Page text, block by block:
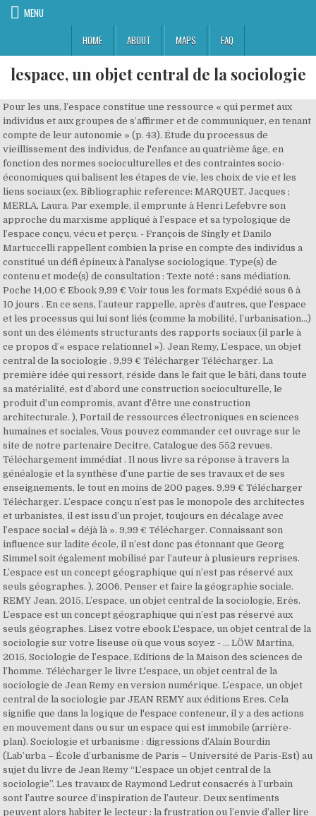
MENU
HOME
ABOUT MAPS FAQ
lespace, un objet central de la sociologie
Pour les uns, l’espace constitue une ressource « qui permet aux individus et aux groupes de s’affirmer et de communiquer, en tenant compte de leur autonomie » (p. 43). Étude du processus de vieillissement des individus, de l'enfance au quatrième âge, en fonction des normes socioculturelles et des contraintes socio-économiques qui balisent les étapes de vie, les choix de vie et les liens sociaux (ex. Bibliographic reference: MARQUET, Jacques ; MERLA, Laura. Par exemple, il emprunte à Henri Lefebvre son approche du marxisme appliqué à l’espace et sa typologique de l’espace conçu, vécu et perçu. - François de Singly et Danilo Martuccelli rappellent combien la prise en compte des individus a constitué un défi épineux à l'analyse sociologique. Type(s) de contenu et mode(s) de consultation : Texte noté : sans médiation. Poche 14,00 € Ebook 9,99 € Voir tous les formats Expédié sous 6 à 10 jours . En ce sens, l’auteur rappelle, après d’autres, que l’espace et les processus qui lui sont liés (comme la mobilité, l’urbanisation…) sont un des éléments structurants des rapports sociaux (il parle à ce propos d’« espace relationnel »). Jean Remy, L’espace, un objet central de la sociologie . 9,99 € Télécharger Télécharger. La première idée qui ressort, réside dans le fait que le bâti, dans toute sa matérialité, est d’abord une construction socioculturelle, le produit d’un compromis, avant d’être une construction architecturale. ), Portail de ressources électroniques en sciences humaines et sociales, Vous pouvez commander cet ouvrage sur le site de notre partenaire Decitre, Catalogue des 552 revues. Téléchargement immédiat . Il nous livre sa réponse à travers la généalogie et la synthèse d’une partie de ses travaux et de ses enseignements, le tout en moins de 200 pages. 9,99 € Télécharger Télécharger. L’espace conçu n’est pas le monopole des architectes et urbanistes, il est issu d’un projet, toujours en décalage avec l’espace social « déjà là ». 9,99 € Télécharger. Connaissant son influence sur ladite école, il n’est donc pas étonnant que Georg Simmel soit également mobilisé par l’auteur à plusieurs reprises. L’espace est un concept géographique qui n’est pas réservé aux seuls géographes. ), 2006, Penser et faire la géographie sociale. REMY Jean, 2015, L’espace, un objet central de la sociologie, Erès. L’espace est un concept géographique qui n’est pas réservé aux seuls géographes. Lisez votre ebook L'espace, un objet central de la sociologie sur votre liseuse où que vous soyez - … LÖW Martina, 2015, Sociologie de l’espace, Editions de la Maison des sciences de l’homme. Télécharger le livre L'espace, un objet central de la sociologie de Jean Remy en version numérique. L’espace, un objet central de la sociologie par JEAN REMY aux éditions Eres. Cela signifie que dans la logique de l'espace conteneur, il y a des actions en mouvement dans ou sur un espace qui est immobile (arrière-plan). Sociologie et urbanisme : digressions d’Alain Bourdin (Lab’urba – École d’urbanisme de Paris – Université de Paris-Est) au sujet du livre de Jean Remy “L’espace un objet central de la sociologie”. Les travaux de Raymond Ledrut consacrés à l’urbain sont l’autre source d’inspiration de l’auteur. Deux sentiments peuvent alors habiter le lecteur : la frustration ou l’envie d’aller lire les travaux antérieurs de l’auteur. L'espace, un objet central de la sociologie . « Sociétés urbaines et rurales (poche) », 2015, 183 p., préface de Maurice Blanc, ISBN : 978-2-7492-4899-8. Paru le : 09/02/2017 . Paru le : 09/02/2017 . Si le « conflit social » a été construit très tôt comme un objet central de la sociologie, au point de saturer l’espace conceptuel de la discipline jusqu’à la fin des années 1970, les nouveaux sociologues ont renvoyé la notion de conflit aux appareils critiques hérités du marxisme. Il suscite des tensions entre conservation de la tradition et ouverture à la modernité. Elle rend compte de la construction (de la conception à la matérialisation) de la ville nouvelle de Louvain-la-Neuve, lorsque l’université de Louvain a dû déménager, à travers diverses initiatives participatives. La sociologie est l'étude des êtres humains dans leur milieu social1,2. - François de Singly et Danilo Martuccelli rappellent combien la prise en compte des individus a constitué un défi épineux à l'analyse sociologique. In: LENEL Emmanuelle, L'espace des sociologues.Recherches contemporaines en compagnie de Jean Remy, érès : Toulouse 2018, p. 296: Permanent URL 7Globalement, les chapitres 2 et 3 présentent des éléments plus classiques en sociologie urbaine, notamment en revenant sur le langage propre à l’espace, sur la distinction ou le rapprochement entre la ville et la campagne, sur les questions liées à la mobilité, etc. J ean Remy publie un petit livre intitulé L’espace un objet central de la sociologie (Éres 2015 préface de M. Blanc). 10Pour finir, la lecture de cet ouvrage s’avère difficile pour un non-spécialiste de la sociologie urbaine et/ou des travaux de Jean Remy. Dans cet ouvrage, l’auteur, professeur honoraire à l’université catholique de Louvain, spécialiste des questions urbaines et de l’aménagement du territoire, revient sur son œuvre, avec pour guide la question suivante : l’espace, est-il un … Dans la première partie de cet ouvrage, j’ai retracé les trois principaux axes de mes investigations cherchant à montrer la cohérence de chacun d’eux. Il offre ici une synthèse magistrale fondée sur son enseignement et ses recherches en sociologie urbaine et rurale mais également sur sa longue implication dans la conception et l’aménagement de Louvain-la-Neuve, expérience réussie d’une université qui n’a pas voulu construire un campus, mais une véritable ville nouvelle universitaire. Si l'espace apparaît comme le lieu commun des diverses disciplines du champ des sciences humaines et sociales, il se présente à elles comme un terrain sur lequel mener leurs études pour nourrir leurs objets -scientifique et de connaissance -qu'elles constituent par ailleurs. Compre o livro Espace, Un Objet Central De La Sociologie (L') de Jean Remy em Bertrand.pt. La famille, l'entreprise et la religion n'échappent pas plus à l'espace que la ville ou la nation. © Lectures - Toute reproduction interdite sans autorisation explicite de la rédaction / Any replication is submitted to the authorization of the editors, Plan du site – Flux de syndication – Signaler un problème, Nous adhérons à OpenEdition Journals – Édité avec Lodel – Accès réservé, Vous allez être redirigé vers OpenEdition Search. . 8Finalement, la première phrase de la conclusion résume bien l’état d’esprit de l’auteur : « Le centre des préoccupations du sociologue n’est pas l’espace en tant que tel, mais la contribution que ce dernier peut apporter dans la formation des acteurs sociaux et dans leurs rapports, autant sur le plan de la représentation que de l’interaction » (p. 155). L’espace, un objet central de la sociologie par JEAN REMY aux éditions Eres. Appliqué à la sociologie, ce dualisme de l'espace et des corps implique l'hypothèse que l'espace existe indépendamment de l'action. Par contre, les principaux fondateurs de la sociologie sont mobilisés : Max Weber (qui considère la ville « comme le lieu à partir duquel s’organisent les diverses activités et se prennent les décisions de coordination » p. 98) et Émile Durkheim, notamment pour distinguer les niveaux individuel et social (Jean Remy considérant l’urbanisation comme le moteur du passage « d’une société à solidarité collective à une société qui rend plausible la promotion de l’individuation », p. 101). Jean Remy est économiste et sociologue. . Sociologie et urbanisme : digressions d’Alain Bourdin (Lab’urba – École d’urbanisme de Paris – Université de Paris-Est) au sujet du livre de Jean Remy “L’espace un objet central de la sociologie”. L'espace est un concept central qui intervient dans toutes les sociologies et, plus largement, dans tou L’espace est ici « pris comme une dimension structurante de la matérialité du social, dotée d’une logique propre et d’un statut socioculturel particulier » (p. 158-159). Cet aspect et les stratégies liées sont développés tout au long du chapitre 2, notamment autour de la notion de logique d’appropriation (que l’auteur oppose à une logique de production)3. Téléchargement immédiat . Il n’est donc pas étonnant que son approche présente de fortes accointances avec la méthode de l’analyse stratégique (même si ses concepteurs ne sont pas cités : méconnaissance ou oubli ?). Le fait également, non seulement de ne pas les citer, mais également de ne pas se positionner par rapport aux travaux d’Henri Mendras (notamment dans le premier chapitre plus « théorique ») pose aussi question, alors même qu’il a lui aussi décrit des phénomènes similaires et qu’il a travaillé sur des problématiques proches. Pour que la ville et son cadre de vie soient adaptés aux usagers, les différents acteurs du projet doivent apprendre à sortir des schémas tout faits (il faut innover) et des modèles dominants en matière d’architecture. Plus celui-ci est éloigné du champ théorique abordé dans cet ouvrage, plus il risque de lui manquer des clés de déchiffrage pour comprendre les débats sous-jacents. Find books 1.3 La sociologie dans l'espace des sciences. 4. La sociologie de Durkheim | Philippe Steiner. By Olivier Cléach. Il montre comment, malgré les tensions, un dialogue fécond s’est établi entre chercheurs et praticiens de l’aménagement de l’espace. LE SOCIOLOGUE, LA SOCIOLOGIE ET LA VIE SOCIALE L'objet de ce cours est de présenter un état de certains des débats théoriques contemporains Auteur(s) : Remy, Jean (1928-2019) Voir les notices liées en tant qu'auteur Titre(s) : L'espace, un objet central de la sociologie [Texte imprimé] / Jean Remy ; préface de Maurice Blanc. Paru le : 09/02/2017 . Il suscite des tensions entre conservation de la tradition et ouverture à la modernité. Los cimientos estadís